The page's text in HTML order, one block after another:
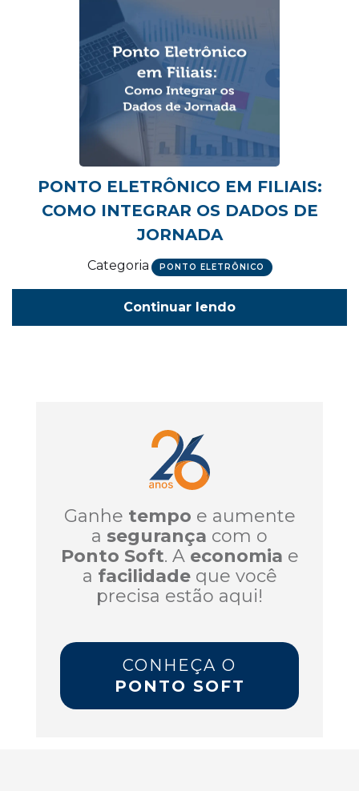
PONTO ELETRÔNICO EM FILIAIS:
COMO INTEGRAR OS DADOS DE
JORNADA
Categoria PONTO ELETRÔNICO
Continuar lendo
Ganhe tempo e aumente
a segurança com o
Ponto Soft. A economia e
a facilidadeque você
precisa estão aqui!
CONHEÇA O
PONTO SOFT